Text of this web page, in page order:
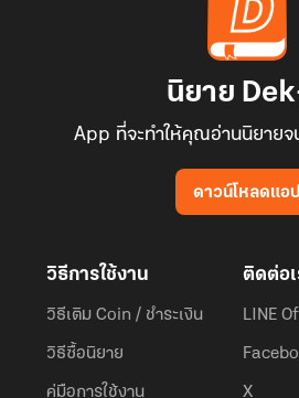
นิยาย
App ที่จะทำให้คุณอ่านนิยายจ
ดาวน์โหลดแอป
วิธีการใช้งาน
วิธีเติม Coin / ชำระเงิน
วิธีซื้อนิยาย
คู่มือการใช้งาน
ติดต่อ
LINE
X